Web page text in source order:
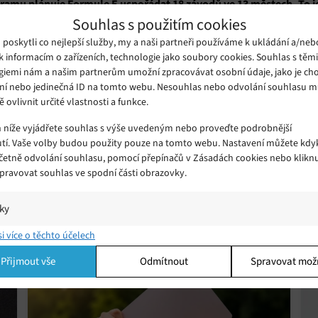
Souhlas s použitím cookies
poskytli co nejlepší služby, my a naši partneři používáme k ukládání a/
informacím o zařízeních, technologie jako soubory cookies. Souhlas s
nám a našim partnerům umožní zpracovávat osobní údaje, jako je
nebo jedinečná ID na tomto webu. Nesouhlas nebo odvolání souhlasu
ovlivnit určité vlastnosti a funkce.
vyjádřete souhlas s výše uvedeným nebo proveďte podrobnější
Vaše volby budou použity pouze na tomto webu. Nastavení můžete
odvolání souhlasu, pomocí přepínačů v Zásadách cookies nebo
souhlas ve spodní části obrazovky.
a/nebo přístup k informacím v zařízení, Porozumění publiku
kombinací údajů z různých zdrojů.
a/nebo přístup k informacím v zařízení, Použití omezených údajů k výběru
více o těchto účelech
Přijmout vše Odmítnout Spravovat
plánuje Formule E uspořádat 18 závodů ve 13 městech. To
okruh Formule E zavítá do indického Hajdarábádu a brazilského
několik mezer. Především zatím nebyl oznámen termín závodu
3. sezóny“ řekl šéf šampionátu Formule E Alberto Longo. „Kvůli
využít současnou trať, což je důvod, proč jsme v
však nadále úzce spolupracovat s našimi partnery v
v New Yorku v příští sezóně.“